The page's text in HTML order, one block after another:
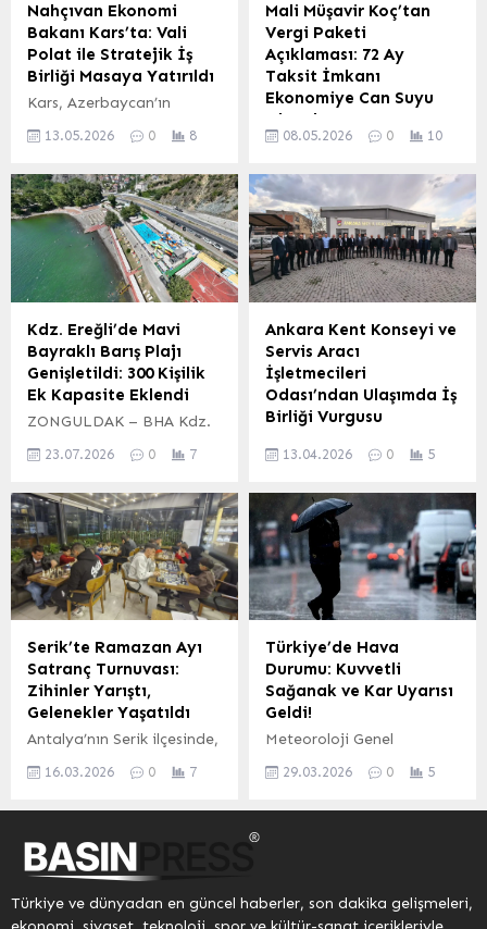
Nahçıvan Ekonomi
Bakanı Kars’ta: Vali
Polat ile Stratejik İş
Birliği Masaya Yatırıldı
Kars, Azerbaycan’ın
Cumhuriyeti’nden gelen
ağırladı. Nahçıvan
Ekonomi Bakanı Kazım
Hüseynaliyev, Kars Valisi
Ziya Polat ile bir araya
gelerek iki bölge
arasındaki ekonomik
ilişkileri ve geleceğe
yönelik iş birliği
potansiyelini görüştü.
Ekonomik İş Birliği ve
Ticaret Vurgusu
Görüşmelerde, Türkiye ve
Nahçıvan arasındaki
13.05.2026 0 8
Mali Müşavir Koç’tan
Vergi Paketi
Açıklaması: 72 Ay
Taksit İmkanı
Ekonomiye Can Suyu
Olacak
Çankırı’da görev yapan
ve Mali Müşavir Şevket
Koç, TBMM Plan ve Bütçe
Komisyonu’ndan geçen
yeni vergi paketini
değerlendirdi. Koç,
özellikle kamuya borcu
olan vatandaşlar ve
işletmeler için önemli
fırsatlar sunan
düzenlemelerin,
ekonomiye büyük katkı
sağlayacağını belirtti. 72
Aya Kadar Taksit İmkanı
Aldıracak Mali Müşavir
Şevket...
08.05.2026 0 10
Kdz. Ereğli’de Mavi
Bayraklı Barış Plajı
Genişletildi: 300 Kişilik
Ek Kapasite Eklendi
ZONGULDAK – BHA Kdz.
sezonunda yoğun ilgi
plajlardaki hizmet
kalitesini artırmak
amacıyla çalışmalarını
sürdürüyor. Bu kapsamda,
ay içerisinde tamamlanan
düzenlemelerle Barış
Plajı’nın atıl durumda
bulunan bir bölümü
vatandaşların kullanımına
açıldı. Mesire alanına
yakın kumsal bölümünde
gerçekleştirilen çevre
düzenlemesi ve altyapı
Barış Plajı’na...
23.07.2026 0 7
Ankara Kent Konseyi ve
Servis Aracı
İşletmecileri
Odası’ndan Ulaşımda İş
Birliği Vurgusu
daha güvenli, sürdürülebilir
amacıyla önemli bir adım
atıldı. Ankara Kent
Konseyi (AKK) heyeti,
Ankara Servis Aracı
İşletmecileri Esnaf Odası
Başkanı İlyas Aktürk’e bir
tebrik ziyareti
gerçekleştirdi. Ziyaret
kapsamında, öğrenci ve
personel taşımacılığı
taşımacılığı sektörünün
gelişimine yönelik
13.04.2026 0 5
Serik’te Ramazan Ayı
Satranç Turnuvası:
Zihinler Yarıştı,
Gelenekler Yaşatıldı
Antalya’nın Serik ilçesinde,
Aspendos Satranç Kulübü
turnuvası, bölgedeki
satranç tutkunlarını bir
başlayan ve Üstad Fırın
16.03.2026 0 7
Türkiye’de Hava
Durumu: Kuvvetli
Sağanak ve Kar Uyarısı
Geldi!
Meteoroloji Genel
son değerlendirmelere
bölümünde yağmur ve
29.03.2026 0 5
Türkiye ve dünyadan en güncel haberler, son dakika gelişmeleri,